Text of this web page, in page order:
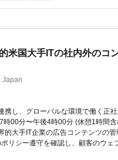
米国大手ITの社内外のコ
Japan
携し、グローバルな環境で働く正
時00分〜午後4時00分 (休憩1時間
的大手IT企業の広告コンテンツの
リシー遵守を確認し、顧客のウェ